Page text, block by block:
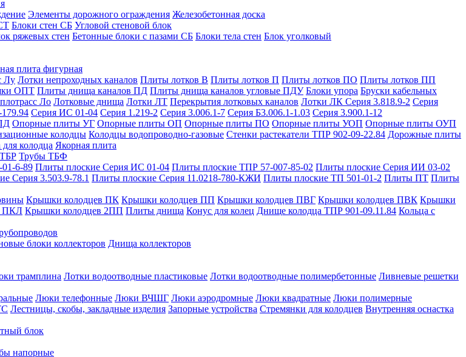
Элементы дорожного ограждения Железобетонная доска
Блоки стен СБ Угловой стеновой блок
ряжевых стен Бетонные блоки с пазами СБ Блоки тела стен Блок уголковый
плита фигурная
Лу Лотки непроходных каналов Плиты лотков В Плиты лотков П Плиты лотков ПО Плиты лотков ПП
ОПТ Плиты днища каналов ПД Плиты днища каналов угловые ПДУ Блоки упора Бруски кабельных
Ло Лотковые днища Лотки ЛТ Перекрытия лотковых каналов Лотки ЛК Серия 3.818.9-2 Серия
Серия ИС 01-04 Серия 1.219-2 Серия 3.006.1-7 Серия Б3.006.1-1.03 Серия 3.900.1-12
Опорные плиты УГ Опорные плиты ОП Опорные плиты ПО Опорные плиты УОП Опорные плиты ОУП
колодцы Колодцы водопроводно-газовые Стенки растекатели ТПР 902-09-22.84 Дорожные плиты
колодца Якорная плита
Трубы ТБФ
6-89 Плиты плоские Серия ИС 01-04 Плиты плоские ТПР 57-007-85-02 Плиты плоские Серия ИИ 03-02
Серия 3.503.9-78.1 Плиты плоские Серия 11.0218-780-КЖИ Плиты плоские ТП 501-01-2 Плиты ПТ Плиты
Крышки колодцев ПК Крышки колодцев ПП Крышки колодцев ПВГ Крышки колодцев ПВК Крышки
ПКЛ Крышки колодцев 2ПП Плиты днища Конус для колец Днище колодца ТПР 901-09.11.84 Кольца с
блоки коллекторов Днища коллекторов
трамплина Лотки водоотводные пластиковые Лотки водоотводные полимербетонные Ливневые решетки
Люки телефонные Люки ВЧШГ Люки аэродромные Люки квадратные Люки полимерные
Лестницы, скобы, закладные изделия Запорные устройства Стремянки для колодцев Внутренняя оснастка
блок
напорные